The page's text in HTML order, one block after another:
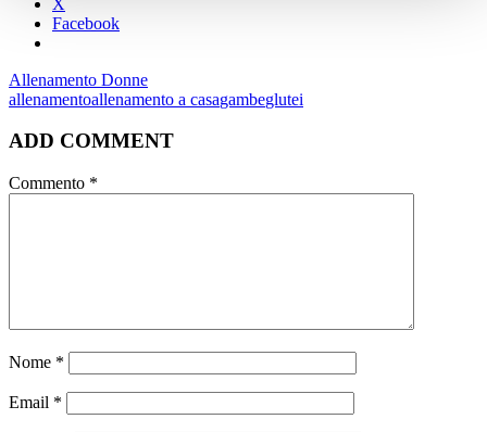
Facebook
Allenamento Donne
allenamentoallenamento a casagambeglutei
ADD COMMENT
Commento *
Nome *
Email *